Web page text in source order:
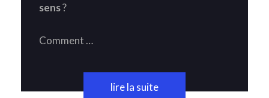
sens?
Comment …
lire la suite